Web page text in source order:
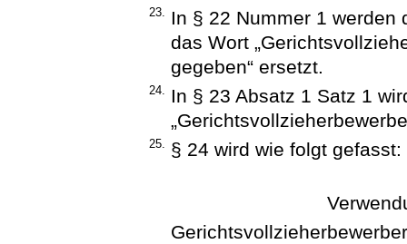
23.
In § 22 Nummer 1 werden
das Wort
gegeben“ ersetzt.
24.
In § 23 Absatz 1 Satz 1
25. § 24 wird wie folgt gefasst: